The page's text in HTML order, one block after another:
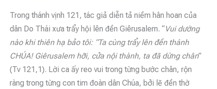
Trong thánh vịnh 121, tác giả diễn tả niềm hân hoan của
dân Do Thái xưa trẩy hội lên đền Giêrusalem. “Vui dường
nào khi thiên hạ bảo tôi: “Ta cùng trẩy lên đền thánh
CHÚA! Giêrusalem hỡi, cửa nội thành, ta đã dừng chân”
(Tv 121,1). Lời ca ấy reo vui trong từng bước chân, rộn
ràng trong từng con tim đoàn dân Chúa, bởi lẽ đền thờ